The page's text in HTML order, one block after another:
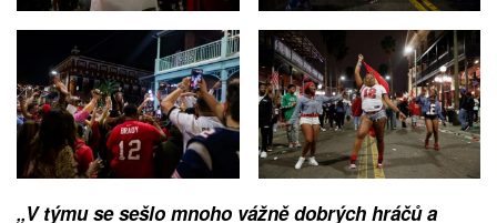
„V týmu se sešlo mnoho vážně dobrých hráčů a